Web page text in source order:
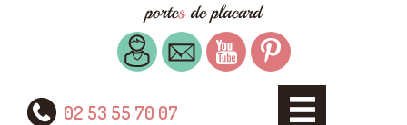
02 53 55 70 07